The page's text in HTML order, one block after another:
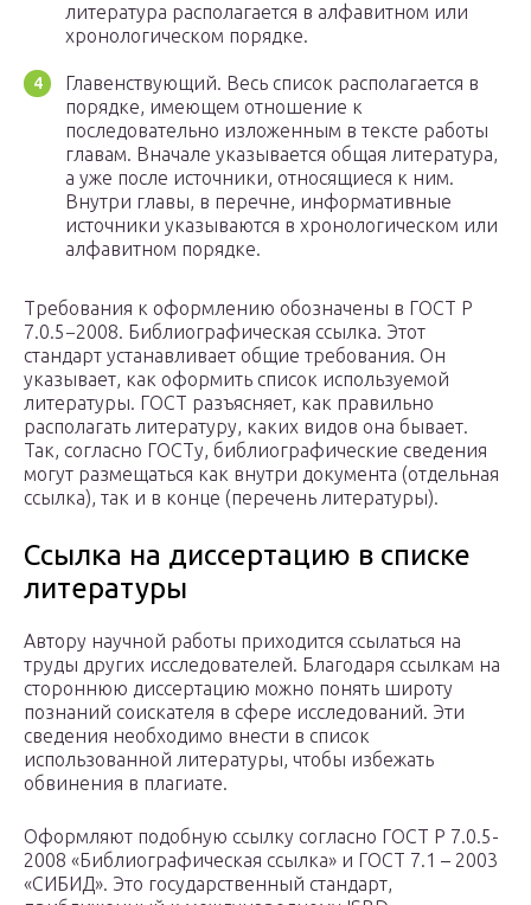
литература располагается в алфавитном или
хронологическом порядке.
Главенствующий. Весь список располагается в
порядке, имеющем отношение к
последовательно изложенным в тексте работы
главам. Вначале указывается общая литература,
а уже после источники, относящиеся к ним.
Внутри главы, в перечне, информативные
источники указываются в хронологическом или
алфавитном порядке.
Требования к оформлению обозначены в ГОСТ Р
7.0.5−2008. Библиографическая ссылка. Этот
стандарт устанавливает общие требования. Он
указывает, как оформить список используемой
литературы. ГОСТ разъясняет, как правильно
располагать литературу, каких видов она бывает.
Так, согласно ГОСТу, библиографические сведения
могут размещаться как внутри документа (отдельная
ссылка), так и в конце (перечень литературы).
Ссылка на диссертацию в списке
литературы
Автору научной работы приходится ссылаться на
труды других исследователей. Благодаря ссылкам на
стороннюю диссертацию можно понять широту
познаний соискателя в сфере исследований. Эти
сведения необходимо внести в список
использованной литературы, чтобы избежать
обвинения в плагиате.
Оформляют подобную ссылку согласно ГОСТ Р 7.0.5-
2008 «Библиографическая ссылка» и ГОСТ 7.1 – 2003
«СИБИД». Это государственный стандарт,